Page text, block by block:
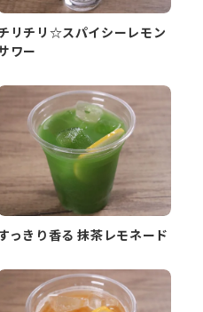
リチリ☆スパイシーレモン
ワー
っきり香る 抹茶レモネード